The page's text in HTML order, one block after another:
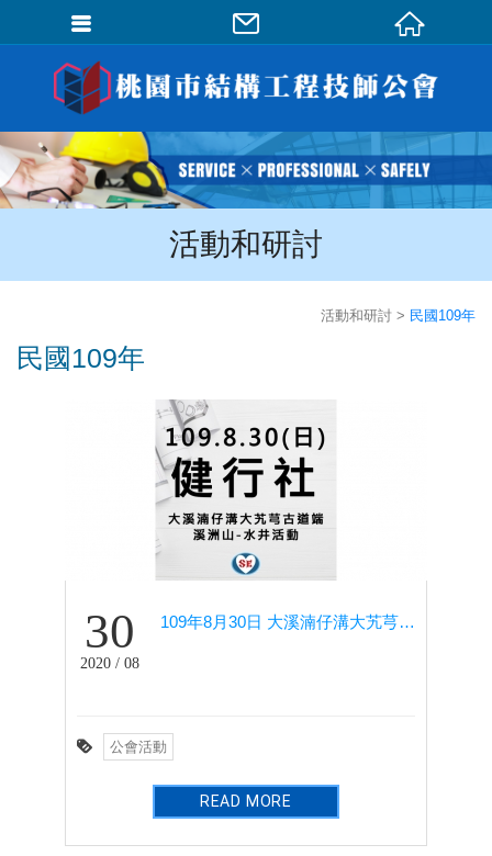
活動和研討
活動和研討 民國109年
民國109年
30
2020 / 08
109年8月30日 大溪湳仔溝大艽芎古道端-溪洲山-水井活動(健行社)
公會活動
READ MORE
加入會員
忘記密碼
密碼修改
填寫匯款通知